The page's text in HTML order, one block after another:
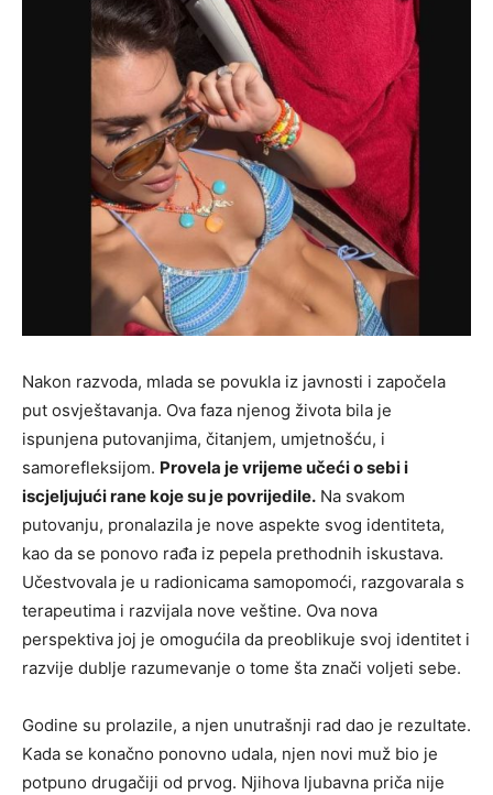
Nakon razvoda, mlada se povukla iz javnosti i započela
put osvještavanja. Ova faza njenog života bila je
ispunjena putovanjima, čitanjem, umjetnošću, i
samorefleksijom. Provela je vrijeme učeći o sebi i
iscjeljujući rane koje su je povrijedile. Na svakom
putovanju, pronalazila je nove aspekte svog identiteta,
kao da se ponovo rađa iz pepela prethodnih iskustava.
Učestvovala je u radionicama samopomoći, razgovarala s
terapeutima i razvijala nove veštine. Ova nova
perspektiva joj je omogućila da preoblikuje svoj identitet i
razvije dublje razumevanje o tome šta znači voljeti sebe.
Godine su prolazile, a njen unutrašnji rad dao je rezultate.
Kada se konačno ponovno udala, njen novi muž bio je
potpuno drugačiji od prvog. Njihova ljubavna priča nije